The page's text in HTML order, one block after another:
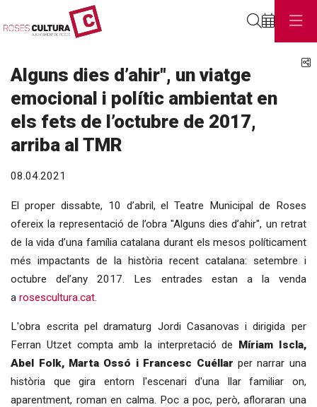
Alguns dies d’ahir", un viatge
emocional i polític ambientat en
els fets de l’octubre de 2017,
arriba al TMR
08.04.2021
El proper dissabte, 10 d’abril, el Teatre Municipal de Roses
ofereix la representació de l’obra "Alguns dies d’ahir", un retrat
de la vida d’una família catalana durant els mesos políticament
més impactants de la història recent catalana: setembre i
octubre del’any 2017. Les entrades estan a la venda
arosescultura.cat
L'obra escrita pel dramaturg Jordi Casanovas i dirigida per
Ferran Utzet compta amb la interpretació de Míriam Iscla,
Abel Folk, Marta Ossó i Francesc Cuéllar per narrar una
història que gira entorn l'escenari d'una llar familiar on,
aparentment, roman en calma. Poc a poc, però, afloraran una